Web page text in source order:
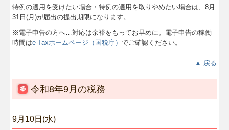
特例の適用を受けたい場合・特例の適用を取りやめたい場合は、8月
31日(月)が届出の提出期限になります。
※電子申告の方へ…対応は余裕をもってお早めに。電子申告の稼働
時間はe-Taxホームページ（国税庁）でご確認ください。
▲ 戻る
令和8年9月の税務
9月10日(水)